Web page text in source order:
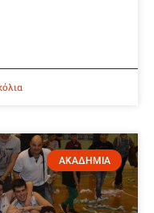
ΑΚΑΔΗΜΙΑ